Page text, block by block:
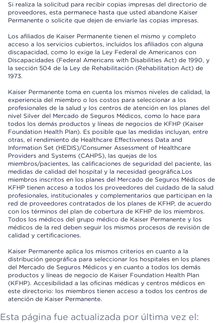
Si realiza la solicitud para recibir copias impresas del directorio de
proveedores, esta permanece hasta que usted abandone Kaiser
Permanente o solicite que dejen de enviarle las copias impresas.
Los afiliados de Kaiser Permanente tienen el mismo y completo
acceso a los servicios cubiertos, incluidos los afiliados con alguna
discapacidad, como lo exige la Ley Federal de Americanos con
Discapacidades (Federal Americans with Disabilities Act) de 1990, y
la sección 504 de la Ley de Rehabilitación (Rehabilitation Act) de
1973.
Kaiser Permanente toma en cuenta los mismos niveles de calidad, la
experiencia del miembro o los costos para seleccionar a los
profesionales de la salud y los centros de atención en los planes del
nivel Silver del Mercado de Seguros Médicos, como lo hace para
todos los demás productos y líneas de negocios de KFHP (Kaiser
Foundation Health Plan). Es posible que las medidas incluyan, entre
otras, el rendimiento de Healthcare Effectiveness Data and
Information Set (HEDIS)/Consumer Assessment of Healthcare
Providers and Systems (CAHPS), las quejas de los
miembros/pacientes, las calificaciones de seguridad del paciente, las
medidas de calidad del hospital y la necesidad geográfica.Los
miembros inscritos en los planes del Mercado de Seguros Médicos de
KFHP tienen acceso a todos los proveedores del cuidado de la salud
profesionales, institucionales y complementarios que participan en la
red de proveedores contratados de los planes de KFHP, de acuerdo
con los términos del plan de cobertura de KFHP de los miembros.
Todos los médicos del grupo médico de Kaiser Permanente y los
médicos de la red deben seguir los mismos procesos de revisión de
calidad y certificaciones.
Kaiser Permanente aplica los mismos criterios en cuanto a la
distribución geográfica para seleccionar los hospitales en los planes
del Mercado de Seguros Médicos y en cuanto a todos los demás
productos y líneas de negocio de Kaiser Foundation Health Plan
(KFHP). Accesibilidad a las oficinas médicas y centros médicos en
este directorio: los miembros tienen acceso a todos los centros de
atención de Kaiser Permanente.
Esta página fue actualizada por última vez el: